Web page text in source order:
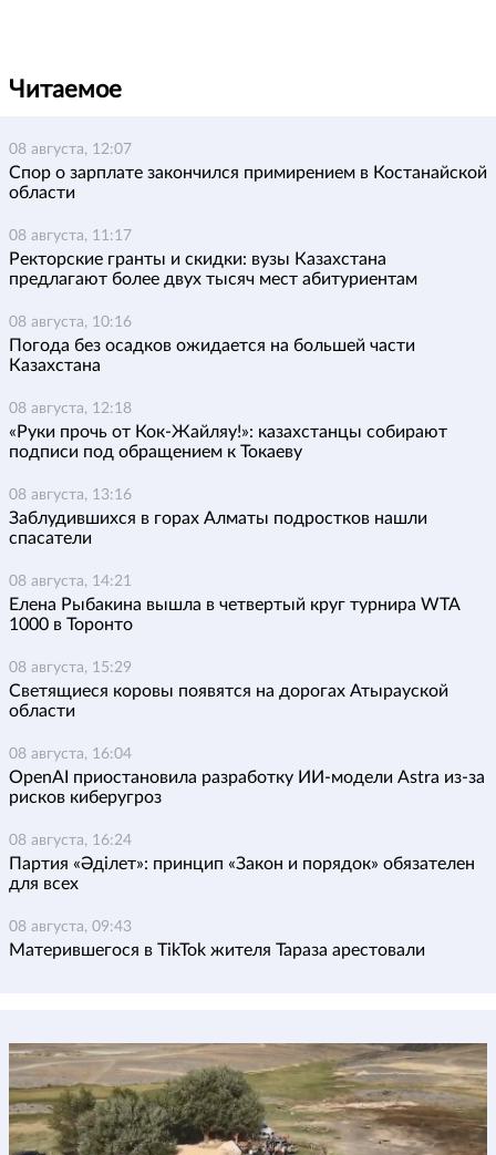
Читаемое
08 августа, 12:07
Спор о зарплате закончился примирением в Костанайской
области
08 августа, 11:17
Ректорские гранты и скидки: вузы Казахстана
предлагают более двух тысяч мест абитуриентам
08 августа, 10:16
Погода без осадков ожидается на большей части
Казахстана
08 августа, 12:18
«Руки прочь от Кок-Жайляу!»: казахстанцы собирают
подписи под обращением к Токаеву
08 августа, 13:16
Заблудившихся в горах Алматы подростков нашли
спасатели
08 августа, 14:21
Елена Рыбакина вышла в четвертый круг турнира WTA
1000 в Торонто
08 августа, 15:29
Светящиеся коровы появятся на дорогах Атырауской
области
08 августа, 16:04
OpenAI приостановила разработку ИИ-модели Astra из-за
рисков киберугроз
08 августа, 16:24
Партия «Әділет»: принцип «Закон и порядок» обязателен
для всех
08 августа, 09:43
Матерившегося в TikTok жителя Тараза арестовали